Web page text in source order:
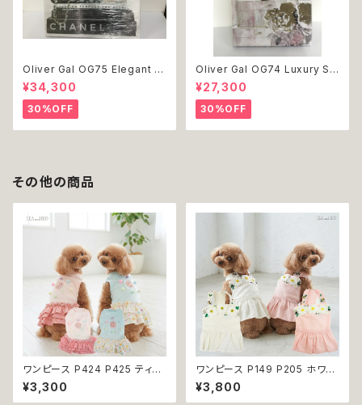
Oliver Gal OG75 Elegant E
ssentials Paris 絵 アート イ
ンテリア お祝い 贈り物 プレゼ
ント 結婚 新築 開店 周年 バー
スデイ 誕生日 ご褒美
¥34,300
30%OFF
Oliver Gal OG74 Luxury St
acked Shoes Rose Giftbo
x 絵 アート インテリア お祝い
贈り物 プレゼント 結婚 新築 開
店 周年 バースデイ 誕生日 ご褒
美
¥27,300
30%OFF
その他の商品
ワンピース P424 P425 ティア
ード ドット 水玉 ハンドメイド ド
ッグウェア 春夏 ドッグウエア ド
¥3,300
ワンピース P149 P205 ホワイ
ト ピンク フラワー ハンドメイド
Bee パステル コットン dog ウ
¥3,800